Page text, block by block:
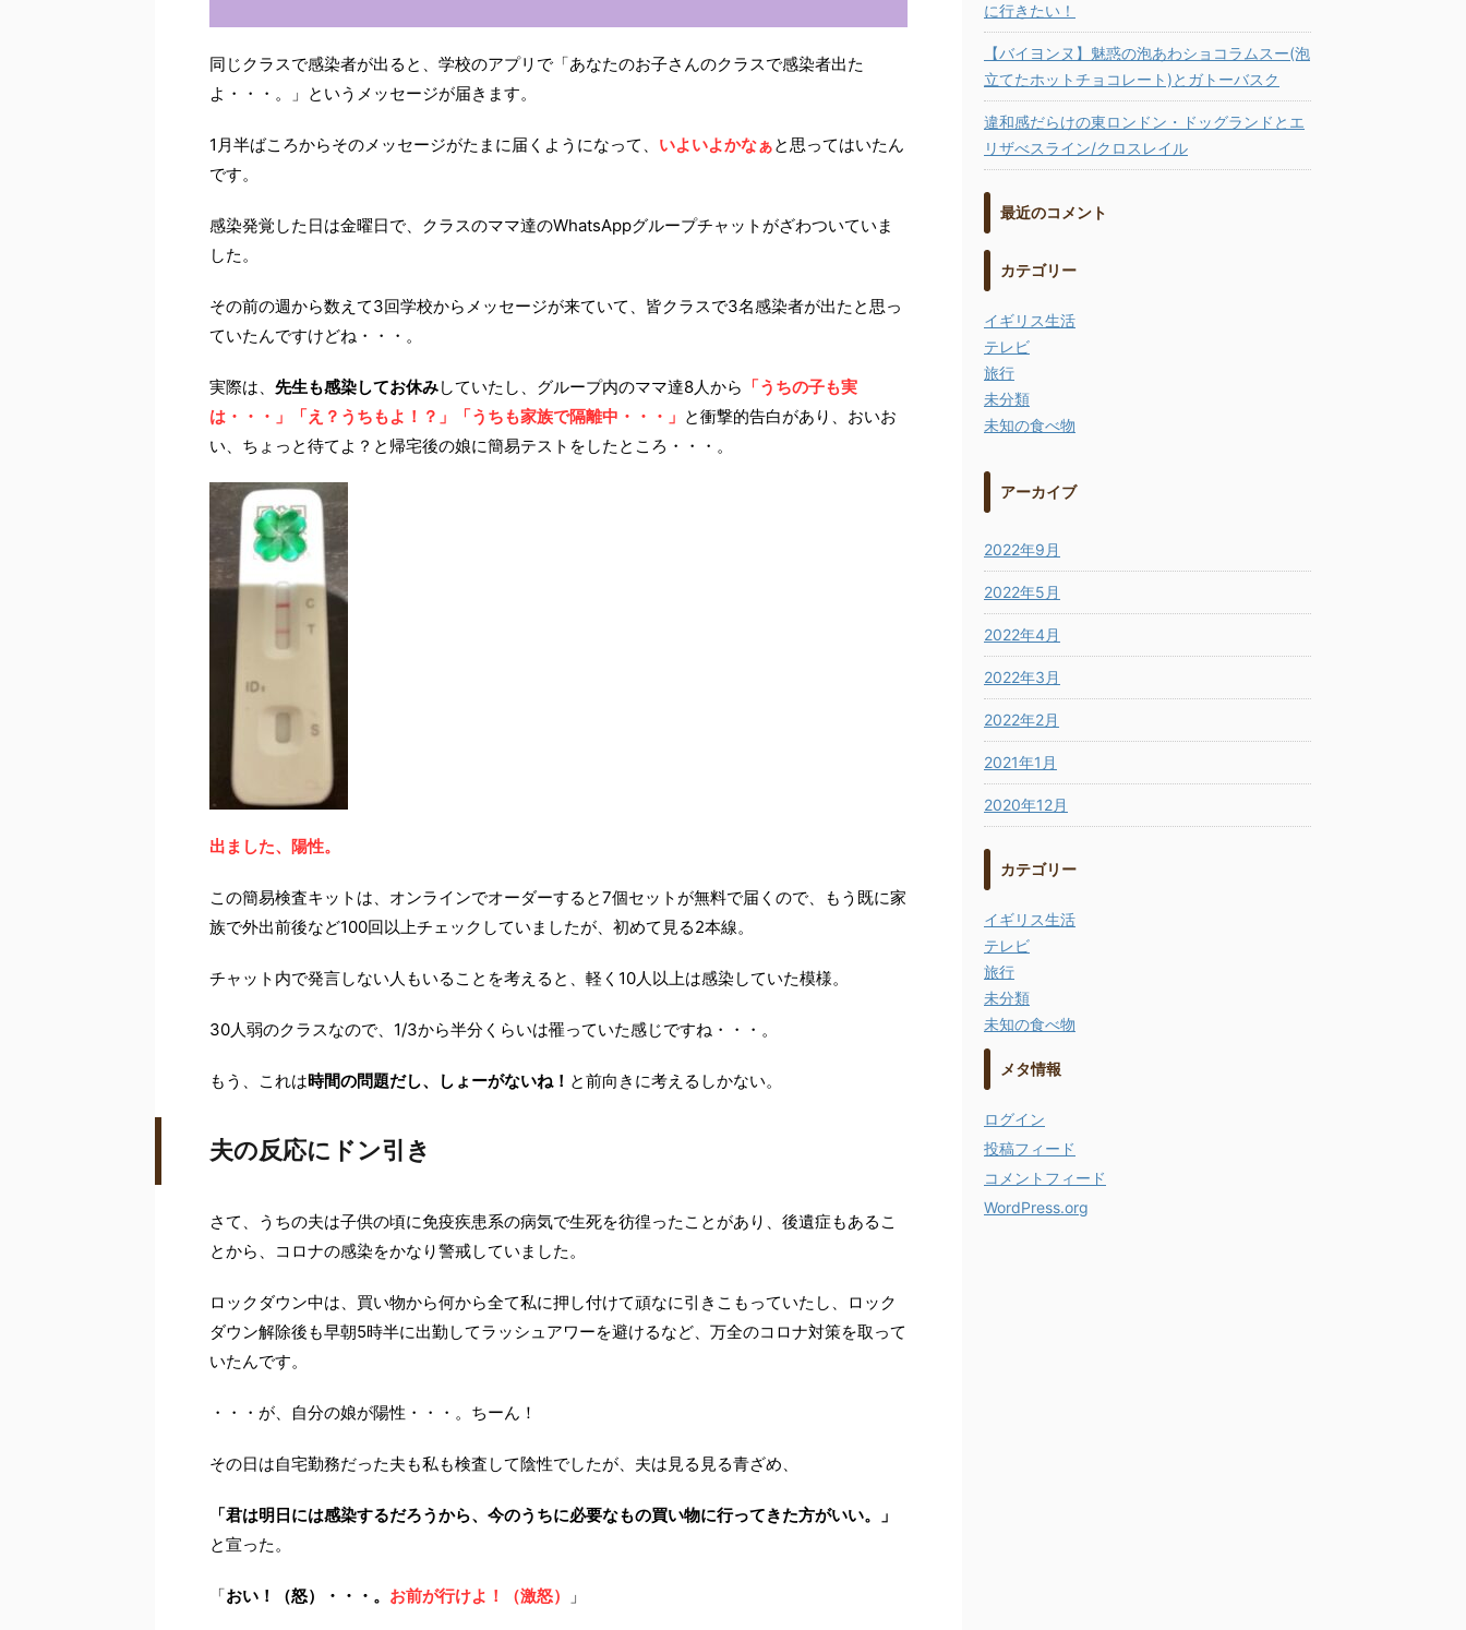
同じクラスで感染者が出ると、学校のアプリで「あなたのお子さんのクラスで感染者出た
よ・・・。」というメッセージが届きます。
1月半ばころからそのメッセージがたまに届くようになって、 いよいよかなぁと思ってはいたん
です。
感染発覚した日は金曜日で、クラスのママ達のWhatsAppグループチャットがざわついていま
した。
その前の週から数えて3回学校からメッセージが来ていて、皆クラスで3名感染者が出たと思っ
ていたんですけどね・・・。
実際は、 先生も感染してお休みしていたし、グループ内のママ達8人から 「うちの子も実
は・・・」「え？うちもよ！？」「うちも家族で隔離中・・・」 と衝撃的告白があり、おいお
い、ちょっと待てよ？と帰宅後の娘に簡易テストをしたところ・・・。
出ました、陽性。
この簡易検査キットは、オンラインでオーダーすると7個セットが無料で届くので、もう既に家
族で外出前後など100回以上チェックしていましたが、初めて見る2本線。
チャット内で発言しない人もいることを考えると、軽く10人以上は感染していた模様。
30人弱のクラスなので、1/3から半分くらいは罹っていた感じですね・・・。
もう、これは時間の問題だし、しょーがないね！ と前向きに考えるしかない。
夫の反応にドン引き
さて、うちの夫は子供の頃に免疫疾患系の病気で生死を彷徨ったことがあり、後遺症もあるこ
とから、コロナの感染をかなり警戒していました。
ロックダウン中は、買い物から何から全て私に押し付けて頑なに引きこもっていたし、ロック
ダウン解除後も早朝5時半に出勤してラッシュアワーを避けるなど、万全のコロナ対策を取って
いたんです。
・・・が、自分の娘が陽性・・・。ちーん！
その日は自宅勤務だった夫も私も検査して陰性でしたが、夫は見る見る青ざめ、
「君は明日には感染するだろうから、今のうちに必要なもの買い物に行ってきた方がいい。」
と宣った。
「おい！（怒）・・・。 お前が行けよ！（激怒） 」
に行きたい！
【バイヨンヌ】魅惑の泡あわショコラムスー(泡
立てたホットチョコレート)とガトーバスク
違和感だらけの東ロンドン・ドッグランドとエ
リザべスライン/クロスレイル
最近のコメント
カテゴリー
イギリス生活
テレビ
旅行
未分類
未知の食べ物
アーカイブ
2022年9月
2022年5月
2022年4月
2022年3月
2022年2月
2021年1月
2020年12月
カテゴリー
イギリス生活
テレビ
旅行
未分類
未知の食べ物
メタ情報
ログイン
投稿フィード
コメントフィード
WordPress.org